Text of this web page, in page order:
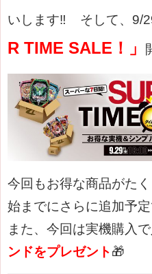
いします‼
そして、9/
R TIME SALE！」
今回もお得な商品がたく
始までにさらに追加予
また、今回は実機購入
ンドをプレゼント🎁